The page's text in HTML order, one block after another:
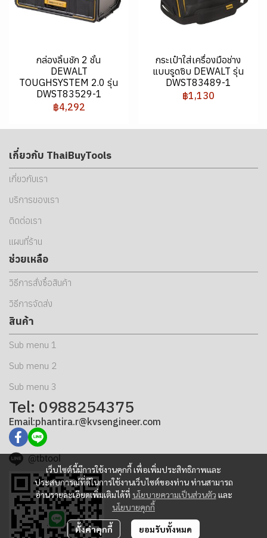
กล่องลิ้นชัก 2 ชั้น
DEWALT
TOUGHSYSTEM 2.0 รุ่น
DWST83529-1
฿4,292
กระเป๋าใส่เครื่องมือช่าง
แบบรูดซิบ DEWALT รุ่น
DWST83489-1
฿1,130
เว็บไซต์นี้มีการใช้งานคุกกี้ เพื่อเพิ่มประสิทธิภาพและ
ประสบการณ์ที่ดีในการใช้งานเว็บไซต์ของท่าน ท่านสามารถ
อ่านรายละเอียดเพิ่มเติมได้ที่ นโยบายความเป็นส่วนตัว และ
นโยบายคุกกี้
ตั้งค่าคุกกี้ ยอมรับทั้งหมด
เกี่ยวกับ ThaiBuyTools
เกี่ยวกับเรา
บริการของเรา
ติดต่อเรา
แผนที่ร้าน
ช่วยเหลือ
วิธีการสั่งซื้อสินค้า
วิธีการจัดส่ง
สินค้า
Sub menu 1
Sub menu 2
Sub menu 3
Tel: 0988254375
Email:phantira.r@kvsengineer.com
@tbtool